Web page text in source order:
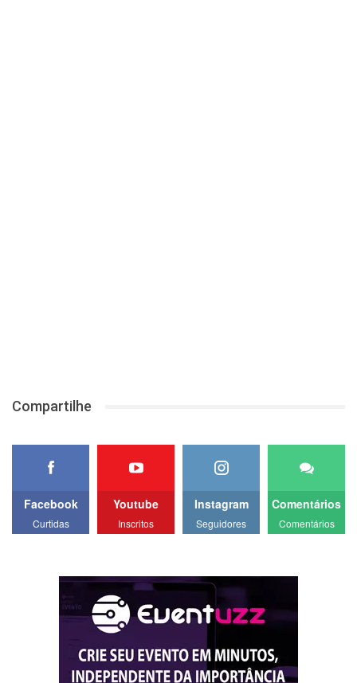
Compartilhe
Facebook
Curtidas
Youtube
Inscritos
Instagram
Seguidores
Comentários
Comentários